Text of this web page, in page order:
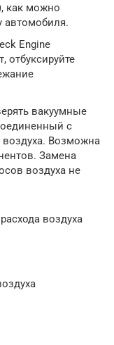
как можно
автомобиля.
Engine
отбуксируйте
вакуумные
с
воздуха. Возможна
Замена
воздуха не
воздуха